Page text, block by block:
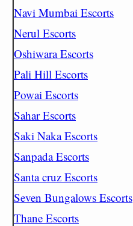
Navi Mumbai Escorts
Nerul Escorts
Oshiwara Escorts
Pali Hill Escorts
Powai Escorts
Sahar Escorts
Saki Naka Escorts
Sanpada Escorts
Santa cruz Escorts
Seven Bungalows Escorts
Thane Escorts